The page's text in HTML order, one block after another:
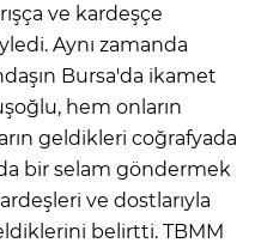
ve kardeşçe
Aynı zamanda
Bursa'da ikamet
hem onların
geldikleri coğrafyada
bir selam göndermek
ve dostlarıyla
belirtti. TBMM